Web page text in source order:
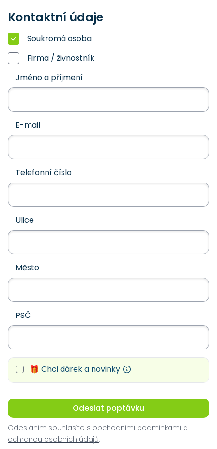
Kontaktní údaje
Soukromá osoba
Firma / živnostník
Jméno a příjmení
E-mail
Telefonní číslo
Ulice
Město
PSČ
🎁 Chci dárek a novinky
Odeslat poptávku
Odesláním souhlasíte s obchodními podmínkami a
ochranou osobních údajů.